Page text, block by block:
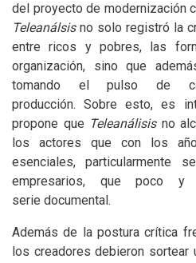
del proyecto de modernización
Teleanálsisno solo registró la
entre ricos y pobres, las
organización, sino que
tomando el pulso de
producción. Sobre esto, es
propone que Teleanálisisno
los actores que con los
esenciales,
empresarios, que poco
serie documental.
Además de la postura crítica
los creadores debieron sortear